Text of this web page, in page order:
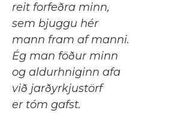
reit forfeðra minn,
sem bjuggu hér
mann fram af manni.
Ég man föður minn
og aldurhniginn afa
við jarðyrkjustörf
er tóm gafst.